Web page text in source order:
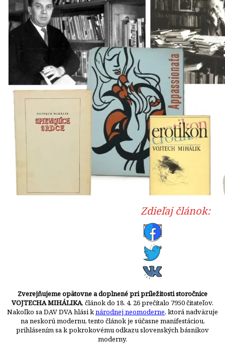
Zdieľaj článok:
Zverejňujeme opätovne a doplnené pri príležitosti storočnice
VOJTECHA MIHÁLIKA, článok do 18. 4. 26 prečítalo 7950 čitateľov.
Nakoľko sa DAV DVA hlási knárodnej neomoderne, ktorá nadväzuje
na neskorú modernu, tento článok je súčasne manifestáciou,
prihlásením sa k pokrokovému odkazu slovenských básnikov
moderny.